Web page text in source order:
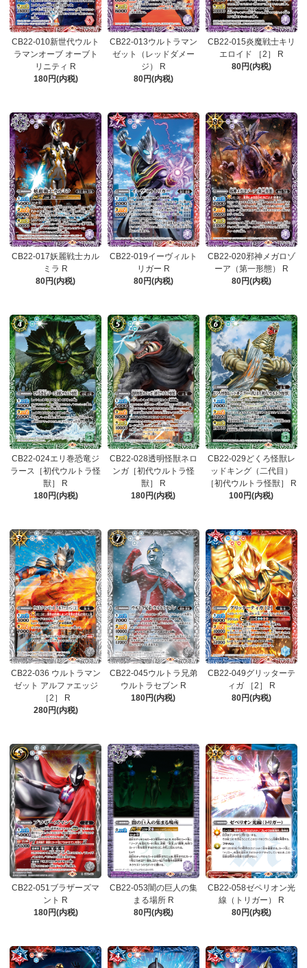
CB22-010新世代ウルト
ラマンオーブ オーブト
リニティ R
180円(内税)
CB22-013ウルトラマン
ゼット（レッドダメー
ジ） R
80円(内税)
CB22-015炎魔戦士キリ
エロイド ［2］ R
80円(内税)
CB22-017妖麗戦士カル
ミラ R
80円(内税)
CB22-019イーヴィルト
リガー R
80円(内税)
CB22-020邪神メガロゾ
ーア（第一形態） R
80円(内税)
CB22-024エリ巻恐竜ジ
ラース［初代ウルトラ怪
獣］ R
180円(内税)
CB22-028透明怪獣ネロ
ンガ［初代ウルトラ怪
獣］ R
180円(内税)
CB22-029どくろ怪獣レ
ッドキング（二代目）
［初代ウルトラ怪獣］ R
100円(内税)
CB22-036 ウルトラマン
ゼット アルファエッジ
［2］ R
280円(内税)
CB22-045ウルトラ兄弟
ウルトラセブン R
180円(内税)
CB22-049グリッターテ
ィガ ［2］ R
80円(内税)
CB22-051ブラザーズマ
ント R
180円(内税)
CB22-053闇の巨人の集
まる場所 R
80円(内税)
CB22-058ゼペリオン光
線（トリガー） R
80円(内税)